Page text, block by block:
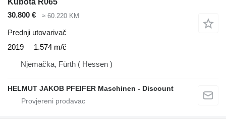
Kubota R065
30.800 €
≈ 60.220 KM
Prednji utovarivač
2019
1.574 m/č
Njemačka, Fürth ( Hessen )
HELMUT JAKOB PFEIFER Maschinen - Discount